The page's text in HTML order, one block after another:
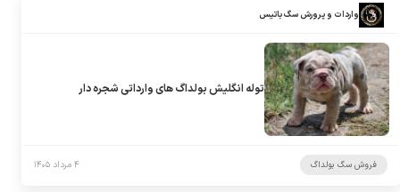
واردات و پرورش سگ باتیس
توله انگلیش بولداگ های وارداتی شجره دار
فروش سگ بولداگ ۴ مرداد ۱۴۰۵